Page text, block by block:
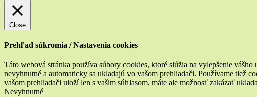
Close
Prehľad súkromia / Nastavenia cookies
Táto webová stránka používa súbory cookies, ktoré slúžia na vylepšenie
nevyhnutné a automaticky sa ukladajú vo vašom prehliadači. Používame tiež
vašom prehliadači uloží len s vašim súhlasom, máte ale možnosť zakázať
Nevyhnutné